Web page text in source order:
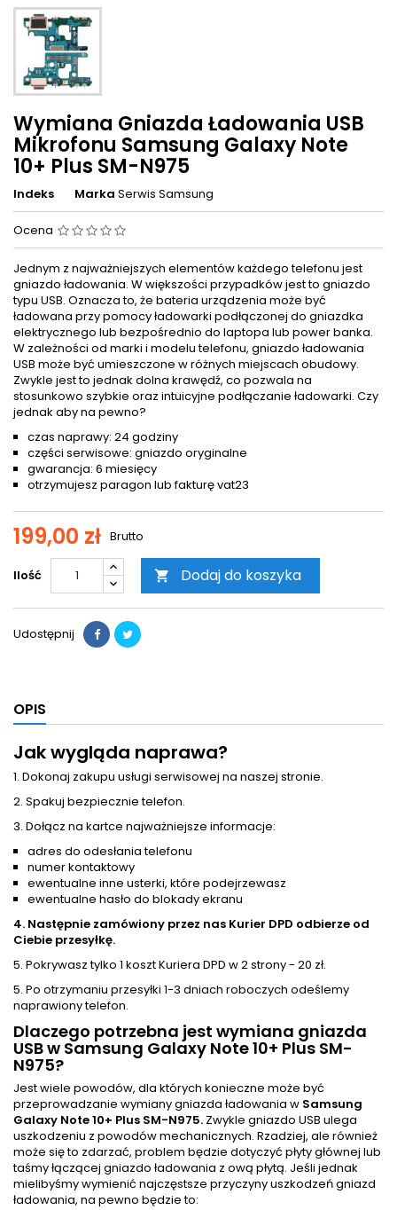
Wymiana Gniazda Ładowania USB
Mikrofonu Samsung Galaxy Note
10+ Plus SM-N975
Indeks Marka Serwis Samsung
Ocena
Jednym z najważniejszych elementów każdego telefonu jest
gniazdo ładowania. W większości przypadków jest to gniazdo
typu USB. Oznacza to, że bateria urządzenia może być
ładowana przy pomocy ładowarki podłączonej do gniazdka
elektrycznego lub bezpośrednio do laptopa lub power banka.
W zależności od marki i modelu telefonu, gniazdo ładowania
USB może być umieszczone w różnych miejscach obudowy.
Zwykle jest to jednak dolna krawędź, co pozwala na
stosunkowo szybkie oraz intuicyjne podłączanie ładowarki. Czy
jednak aby na pewno?
czas naprawy: 24 godziny
części serwisowe: gniazdo oryginalne
gwarancja: 6 miesięcy
otrzymujesz paragon lub fakturę vat23
199,00 zł Brutto
Ilość  Dodaj do koszyka
Udostępnij
OPIS
Jak wygląda naprawa?
1. Dokonaj zakupu usługi serwisowej na naszej stronie.
2. Spakuj bezpiecznie telefon.
3. Dołącz na kartce najważniejsze informacje:
adres do odesłania telefonu
numer kontaktowy
ewentualne inne usterki, które podejrzewasz
ewentualne hasło do blokady ekranu
4. Następnie zamówiony przez nas Kurier DPD odbierze od
Ciebie przesyłkę.
5. Pokrywasz tylko 1 koszt Kuriera DPD w 2 strony - 20 zł.
5. Po otrzymaniu przesyłki 1-3 dniach roboczych odeślemy
naprawiony telefon.
Dlaczego potrzebna jest wymiana gniazda
USB w Samsung Galaxy Note 10+ Plus SM-
N975?
Jest wiele powodów, dla których konieczne może być
przeprowadzanie wymiany gniazda ładowania w Samsung
Galaxy Note 10+ Plus SM-N975. Zwykle gniazdo USB ulega
uszkodzeniu z powodów mechanicznych. Rzadziej, ale również
może się to zdarzać, problem będzie dotyczyć płyty głównej lub
taśmy łączącej gniazdo ładowania z ową płytą. Jeśli jednak
mielibyśmy wymienić najczęstsze przyczyny uszkodzeń gniazd
ładowania, na pewno będzie to: